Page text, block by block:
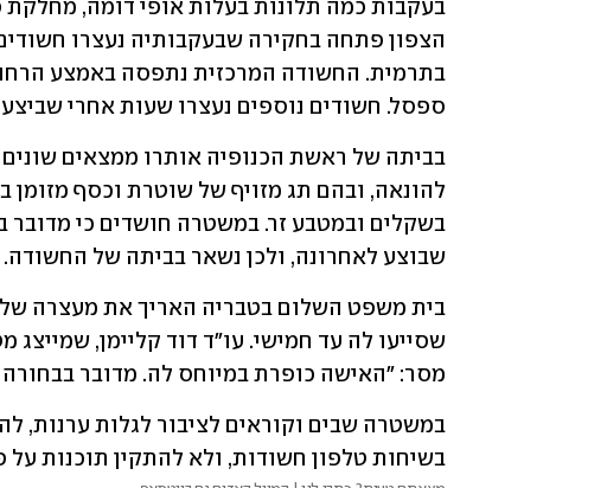
ספסל. חשודים נוספים נעצרו שעות אחרי
שבוצע לאחרונה, ולכן נשאר בביתה של החשודה.
מסר: "האישה כופרת במיוחס לה. מדובר בבחורה
בשיחות טלפון חשודות, ולא להתקין תוכנות על